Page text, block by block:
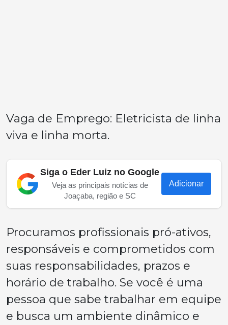
Vaga de Emprego: Eletricista de linha
viva e linha morta.
Siga o Eder Luiz no Google
Veja as principais notícias de
Joaçaba, região e SC
Adicionar
Procuramos profissionais pró-ativos,
responsáveis e comprometidos com
suas responsabilidades, prazos e
horário de trabalho. Se você é uma
pessoa que sabe trabalhar em equipe
e busca um ambiente dinâmico e